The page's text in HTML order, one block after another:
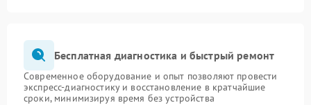
Бесплатная диагностика и быстрый ремонт
Современное оборудование и опыт позволяют провести
экспресс-диагностику и восстановление в кратчайшие
сроки, минимизируя время без устройства